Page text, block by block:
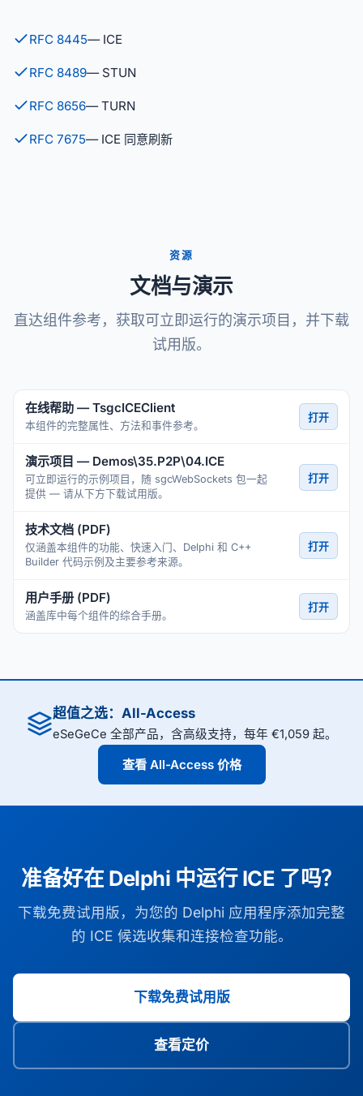
RFC 8445— ICE
RFC 8489— STUN
RFC 8656— TURN
RFC 7675— ICE 同意刷新
资源
文档与演示
直达组件参考，获取可立即运行的演示项目，并下载
试用版。
在线帮助 — TsgcICEClient
本组件的完整属性、方法和事件参考。
打开
演示项目 — Demos\35.P2P\04.ICE
可立即运行的示例项目，随 sgcWebSockets 包一起
提供 — 请从下方下载试用版。
打开
技术文档 (PDF)
仅涵盖本组件的功能、快速入门、Delphi 和 C++
Builder 代码示例及主要参考来源。
打开
用户手册 (PDF)
涵盖库中每个组件的综合手册。
打开
超值之选：All-Access
eSeGeCe 全部产品，含高级支持，每年 €1,059 起。
查看 All-Access 价格
准备好在 Delphi 中运行 ICE 了吗？
下载免费试用版，为您的 Delphi 应用程序添加完整
的 ICE 候选收集和连接检查功能。
下载免费试用版
查看定价